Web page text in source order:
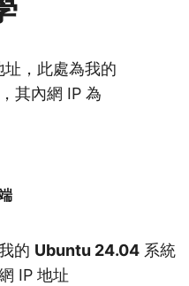
，此處為我的
其內網 IP 為
的 Ubuntu 24.04 系統
IP 地址